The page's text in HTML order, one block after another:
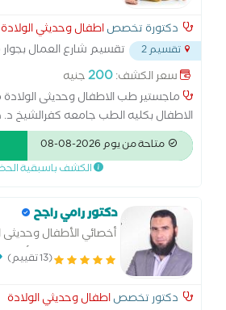
دكتورة تخصصاطفال وحديثي الولادة
تقسيم 2
تقسيم شارع العمال
الرحمن خلف مطعم فلفلة... سعر الكشف:200جنيه
ماجستير طب الاطفال وحديثى
الاطفال بكليه الطب جامعه كفرالشيخ
الأطفال. عضو الجمعية المصرية لطب
وتدريب من جامعه المنصوره خبره
متاحة من يوم 2026-08-08
الكشف باسبقية
دكتور رامي راجح
أخصائي الأطفال وحديثى
الهضمي وتغذية
(13 تقييم)
دكتور تخصصاطفال وحديثي الولادة